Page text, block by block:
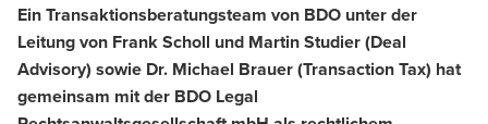
Ein Transaktionsberatungsteam von BDO unter der
Leitung von Frank Scholl und Martin Studier (Deal
Advisory) sowie Dr. Michael Brauer (Transaction Tax) hat
gemeinsam mit der BDO Legal